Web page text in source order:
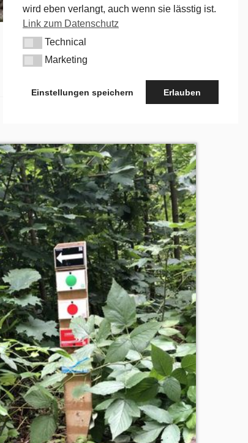
wird eben verlangt, auch wenn sie lässtig ist.
Link zum Datenschutz
TechnicalTechnical
MarketingMarketing
Einstellungen speichern Erlauben